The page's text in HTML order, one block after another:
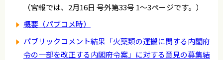
（官報では、2月16日 号外第33号 1～3ページです。）
概要（パブコメ時）
パブリックコメント結果「火薬類の運搬に関する内閣府
令の一部を改正する内閣府令案」に対する意見の募集結